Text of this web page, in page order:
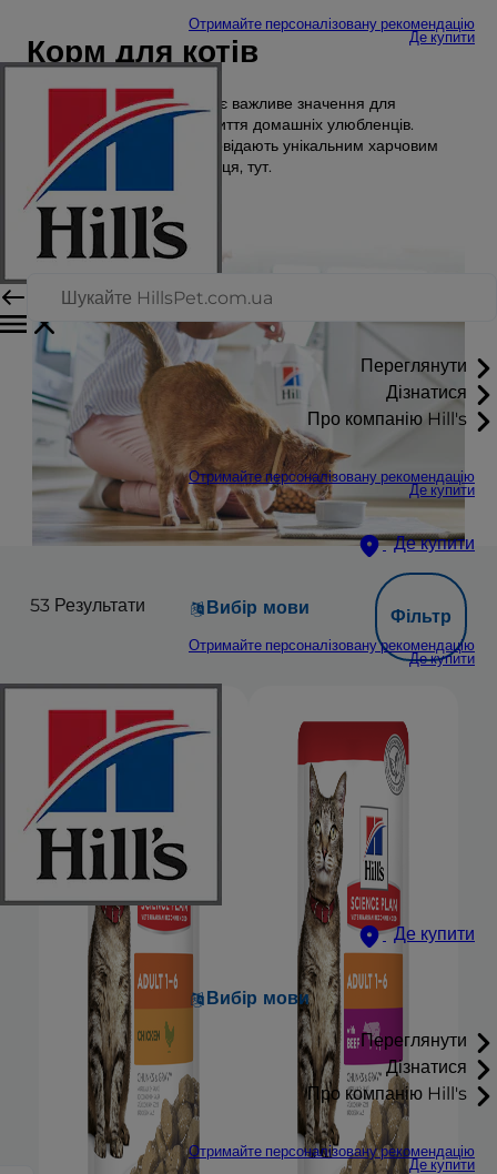
Отримайте персоналізовану рекомендацію
Де купити
Переглянути
Дізнатися
Про компанію Hill's
Отримайте персоналізовану рекомендацію
Де купити
Де купити
Вибір мови
Отримайте персоналізовану рекомендацію
Де купити
Де купити
Вибір мови
Переглянути
Дізнатися
Про компанію Hill's
Отримайте персоналізовану рекомендацію
Де купити
Корм для котів
Правильне харчування має важливе значення для
здорового та щасливого життя домашніх улюбленців.
Дізнайтеся, які корми відповідають унікальним харчовим
потребам вашого улюбленця, тут.
53 Результати
Фільтр